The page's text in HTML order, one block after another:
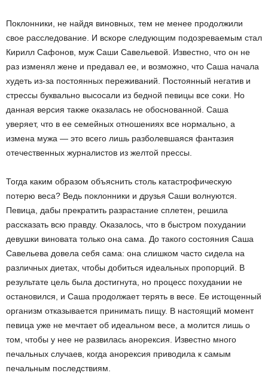
Поклонники, не найдя виновных, тем не менее продолжили
свое расследование. И вскоре следующим подозреваемым стал
Кирилл Сафонов, муж Саши Савельевой. Известно, что он не
раз изменял жене и предавал ее, и возможно, что Саша начала
худеть из-за постоянных переживаний. Постоянный негатив и
стрессы буквально высосали из бедной певицы все соки. Но
данная версия также оказалась не обоснованной. Саша
уверяет, что в ее семейных отношениях все нормально, а
измена мужа — это всего лишь разболевшаяся фантазия
отечественных журналистов из желтой прессы.
Тогда каким образом объяснить столь катастрофическую
потерю веса? Ведь поклонники и друзья Саши волнуются.
Певица, дабы прекратить разрастание сплетен, решила
рассказать всю правду. Оказалось, что в быстром похудании
девушки виновата только она сама. До такого состояния Саша
Савельева довела себя сама: она слишком часто сидела на
различных диетах, чтобы добиться идеальных пропорций. В
результате цель была достигнута, но процесс похудании не
остановился, и Саша продолжает терять в весе. Ее истощенный
организм отказывается принимать пищу. В настоящий момент
певица уже не мечтает об идеальном весе, а молится лишь о
том, чтобы у нее не развилась анорексия. Известно много
печальных случаев, когда анорексия приводила к самым
печальным последствиям.